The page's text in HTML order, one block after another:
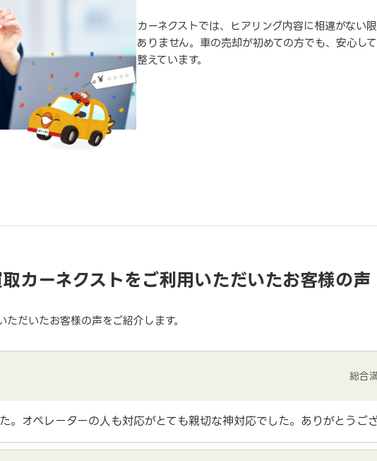
カーネクストでは、ヒアリング内容に相違がない
ありません。車の売却が初めての方でも、安心し
整えています。
カーネクストをご利用いただいたお客様の声
だいたお客様の声をご紹介します。
総合
。オペレーターの人も対応がとても親切な神対応でした。ありがとうござ